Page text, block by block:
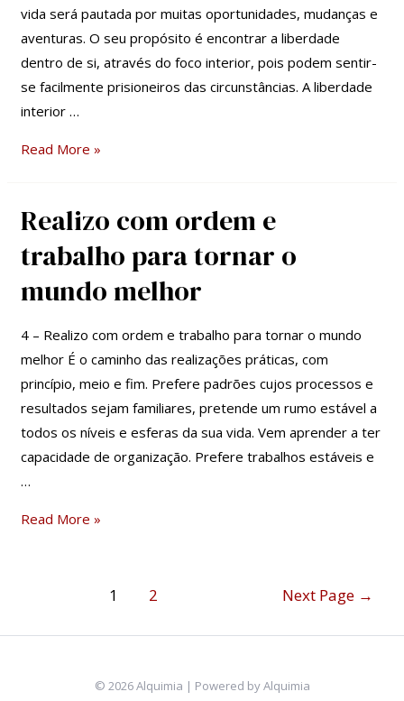
vida será pautada por muitas oportunidades, mudanças e
aventuras. O seu propósito é encontrar a liberdade
dentro de si, através do foco interior, pois podem sentir-
se facilmente prisioneiros das circunstâncias. A liberdade
interior …
oportunidades
da
minha
vida
Read More »
Realizo com ordem e
trabalho para tornar o
mundo melhor
4 – Realizo com ordem e trabalho para tornar o mundo
melhor É o caminho das realizações práticas, com
princípio, meio e fim. Prefere padrões cujos processos e
resultados sejam familiares, pretende um rumo estável a
todos os níveis e esferas da sua vida. Vem aprender a ter
capacidade de organização. Prefere trabalhos estáveis e
…
Realizo
ordem
e
para
tornar
o
mundo
melhor
Read More »
1 2 Next Page →
© 2026 Alquimia | Powered by Alquimia